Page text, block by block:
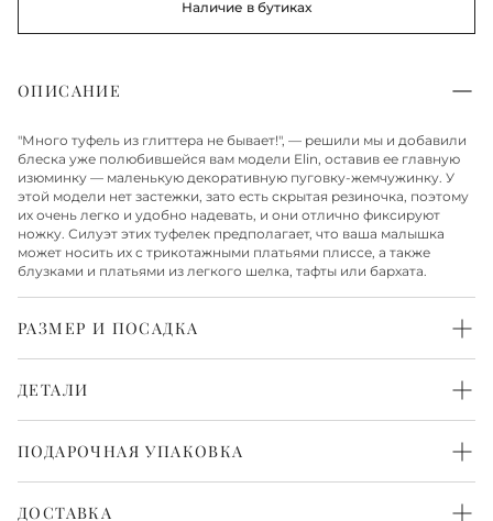
Наличие в бутиках
ОПИСАНИЕ
"Много туфель из глиттера не бывает!", — решили мы и добавили
блеска уже полюбившейся вам модели Elin, оставив ее главную
изюминку — маленькую декоративную пуговку-жемчужинку. У
этой модели нет застежки, зато есть скрытая резиночка, поэтому
их очень легко и удобно надевать, и они отлично фиксируют
ножку. Силуэт этих туфелек предполагает, что ваша малышка
может носить их с трикотажными платьями плиссе, а также
блузками и платьями из легкого шелка, тафты или бархата.
РАЗМЕР И ПОСАДКА
ДЕТАЛИ
Нескользящая подошва из резины
ПОДАРОЧНАЯ УПАКОВКА
упаковка выглядит красиво и нарядно. Всё готово, чтобы
ДОСТАВКА